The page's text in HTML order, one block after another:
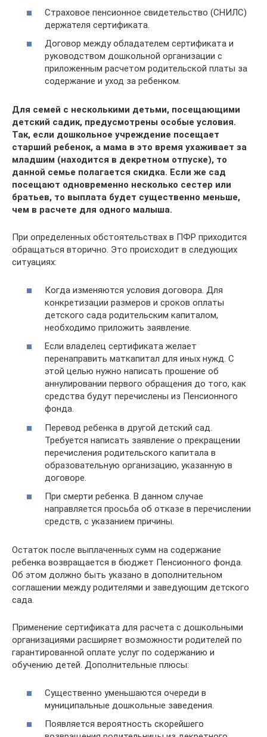
Страховое пенсионное свидетельство (СНИЛС)
держателя сертификата.
Договор между обладателем сертификата и
руководством дошкольной организации с
приложенным расчетом родительской платы за
содержание и уход за ребенком.
Для семей с несколькими детьми, посещающими
детский садик, предусмотрены особые условия.
Так, если дошкольное учреждение посещает
старший ребенок, а мама в это время ухаживает за
младшим (находится в декретном отпуске), то
данной семье полагается скидка. Если же сад
посещают одновременно несколько сестер или
братьев, то выплата будет существенно меньше,
чем в расчете для одного малыша.
При определенных обстоятельствах в ПФР приходится
обращаться вторично. Это происходит в следующих
ситуациях:
Когда изменяются условия договора. Для
конкретизации размеров и сроков оплаты
детского сада родительским капиталом,
необходимо приложить заявление.
Если владелец сертификата желает
перенаправить маткапитал для иных нужд. С
этой целью нужно написать прошение об
аннулировании первого обращения до того, как
средства будут перечислены из Пенсионного
фонда.
Перевод ребенка в другой детский сад.
Требуется написать заявление о прекращении
перечисления родительского капитала в
образовательную организацию, указанную в
договоре.
При смерти ребенка. В данном случае
направляется просьба об отказе в перечислении
средств, с указанием причины.
Остаток после выплаченных сумм на содержание
ребенка возвращается в бюджет Пенсионного фонда.
Об этом должно быть указано в дополнительном
соглашении между родителями и заведующим детского
сада.
Применение сертификата для расчета с дошкольными
организациями расширяет возможности родителей по
гарантированной оплате услуг по содержанию и
обучению детей. Дополнительные плюсы:
Существенно уменьшаются очереди в
муниципальные дошкольные заведения.
Появляется вероятность скорейшего